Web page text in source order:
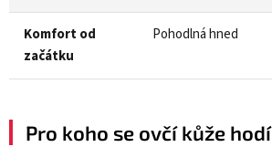
Komfort od
začátku
Pohodlná hned
Pro koho se ovčí kůže hodí